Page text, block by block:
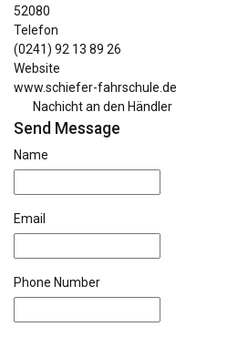
52080
Telefon
(0241) 92 13 89 26
Website
www.schiefer-fahrschule.de
Nachicht an den Händler
Send Message
Name
Email
Phone Number